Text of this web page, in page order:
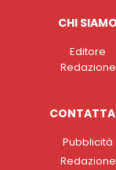
CHI SIAMO
Editore
Redazione
Pubblicità
Redazione